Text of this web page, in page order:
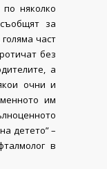
няколко
за
част
без
а
очни и
им
детето” –
в